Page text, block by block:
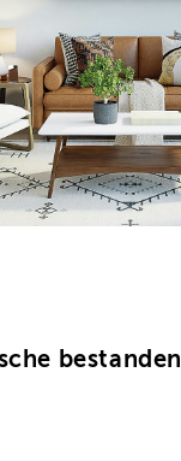
bestanden